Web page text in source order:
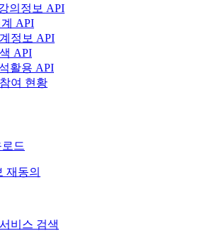
의정보 API
API
정보 API
API
활용 API
여 현황
드
재동의
비스 검색